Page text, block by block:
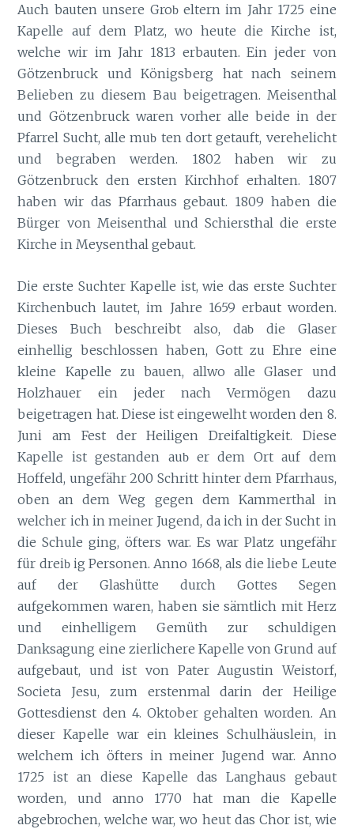
Auch bauten unsere Grobeltern im Jahr 1725 eine
Kapelle auf dem Platz, wo heute die Kirche ist,
welche wir im Jahr 1813 erbauten. Ein jeder von
Götzenbruck und Königsberg hat nach seinem
Belieben zu diesem Bau beigetragen. Meisenthal
und Götzenbruck waren vorher alle beide in der
Pfarrel Sucht, alle mub ten dort getauft, verehelicht
und begraben werden. 1802 haben wir zu
Götzenbruck den ersten Kirchhof erhalten. 1807
haben wir das Pfarrhaus gebaut. 1809 haben die
Bürger von Meisenthal und Schiersthal die erste
Kirche in Meysenthal gebaut.
Die erste Suchter Kapelle ist, wie das erste Suchter
Kirchenbuch lautet, im Jahre 1659 erbaut worden.
Dieses Buch beschreibt also, dabdie Glaser
einhellig beschlossen haben, Gott zu Ehre eine
kleine Kapelle zu bauen, allwo alle Glaser und
Holzhauer ein jeder nach Vermögen dazu
beigetragen hat. Diese ist eingewelht worden den 8.
Juni am Fest der Heiligen Dreifaltigkeit. Diese
Kapelle ist gestanden auber dem Ort auf dem
Hoffeld, ungefähr 200 Schritt hinter dem Pfarrhaus,
oben an dem Weg gegen dem Kammerthal in
welcher ich in meiner Jugend, da ich in der Sucht in
die Schule ging, öfters war. Es war Platz ungefähr
für dreibig Personen. Anno 1668, als die liebe Leute
auf der Glashütte durch Gottes Segen
aufgekommen waren, haben sie sämtlich mit Herz
und einhelligem Gemüth zur schuldigen
Danksagung eine zierlichere Kapelle von Grund auf
aufgebaut, und ist von Pater Augustin Weistorf,
Societa Jesu, zum erstenmal darin der Heilige
Gottesdienst den 4. Oktober gehalten worden. An
dieser Kapelle war ein kleines Schulhäuslein, in
welchem ich öfters in meiner Jugend war. Anno
1725 ist an diese Kapelle das Langhaus gebaut
worden, und anno 1770 hat man die Kapelle
abgebrochen, welche war, wo heut das Chor ist, wie